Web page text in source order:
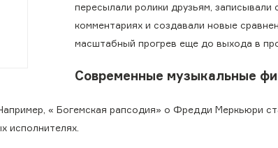
пересылали ролики друзьям, записывали
комментариях и создавали новые
масштабный прогрев еще до выхода в
Современные музыкальные
« Богемская рапсодия» о Фредди Меркьюри
исполнителях.